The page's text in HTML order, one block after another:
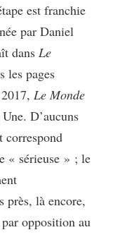
est franchie
par Daniel
dans Le
les pages
Le Monde
D’aucuns
correspond
« sérieuse » ; le
près, là encore,
opposition au